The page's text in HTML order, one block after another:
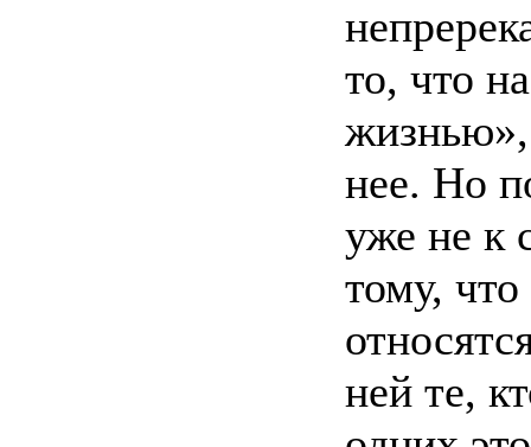
то, что
жизнью»,
нее. Но
уже не к
тому, что
ней те,